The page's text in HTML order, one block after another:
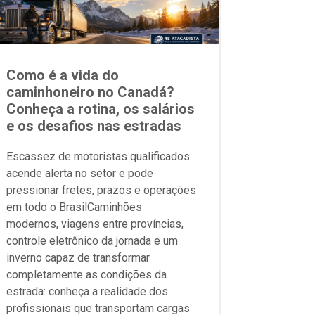
Como é a vida do
caminhoneiro no Canadá?
Conheça a rotina, os salários
e os desafios nas estradas
Escassez de motoristas qualificados
acende alerta no setor e pode
pressionar fretes, prazos e operações
em todo o BrasilCaminhões
modernos, viagens entre províncias,
controle eletrônico da jornada e um
inverno capaz de transformar
completamente as condições da
estrada: conheça a realidade dos
profissionais que transportam cargas